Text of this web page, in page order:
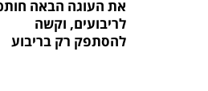
את העוגה הבאה
לריבועים, וקשה
להסתפק רק בריבוע